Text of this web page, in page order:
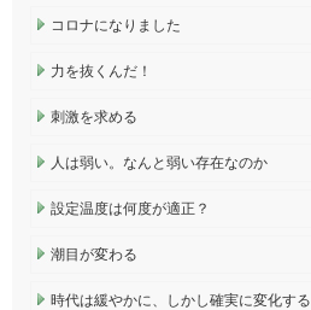
コロナになりました
力を抜くんだ！
刺激を求める
人は弱い。なんと弱い存在なのか
設定温度は何度が適正？
潮目が変わる
時代は緩やかに、しかし確実に変化する